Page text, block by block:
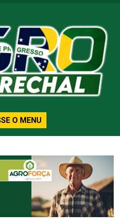
O MENU